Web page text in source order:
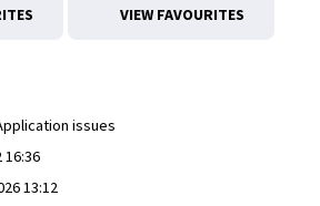
VIEW FAVOURITES
issues
16:36
13:12